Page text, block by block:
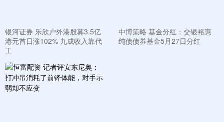
银河证券 乐欣户外港股募3.5亿
港元首日涨102% 九成收入靠代
工
中博策略 基金分红：交银裕惠
纯债债券基金5月27日分红